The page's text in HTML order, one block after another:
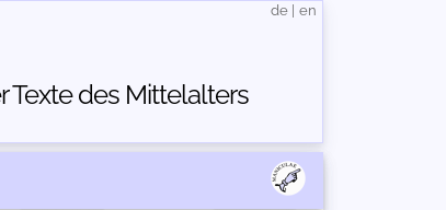
Texte des Mittelalters
de en